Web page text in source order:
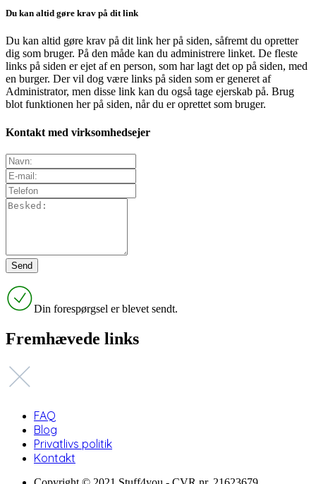
Du kan altid gøre krav på dit link
Du kan altid gøre krav på dit link her på siden, såfremt du opretter
dig som bruger. På den måde kan du administrere linket. De fleste
links på siden er ejet af en person, som har lagt det op på siden, med
en burger. Der vil dog være links på siden som er generet af
Administrator, men disse link kan du også tage ejerskab på. Brug
blot funktionen her på siden, når du er oprettet som bruger.
Kontakt med virksomhedsejer
Din forespørgsel er blevet sendt.
Fremhævede links
FAQ
Blog
Privatlivs politik
Kontakt